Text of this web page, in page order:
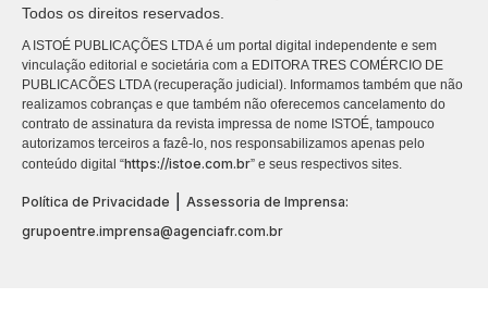
Todos os direitos reservados.
A ISTOÉ PUBLICAÇÕES LTDA é um portal digital independente e sem
vinculação editorial e societária com a EDITORA TRES COMÉRCIO DE
PUBLICACÕES LTDA (recuperação judicial). Informamos também que não
realizamos cobranças e que também não oferecemos cancelamento do
contrato de assinatura da revista impressa de nome ISTOÉ, tampouco
autorizamos terceiros a fazê-lo, nos responsabilizamos apenas pelo
conteúdo digital “https://istoe.com.br” e seus respectivos sites.
Política de Privacidade
Assessoria de Imprensa:
grupoentre.imprensa@agenciafr.com.br